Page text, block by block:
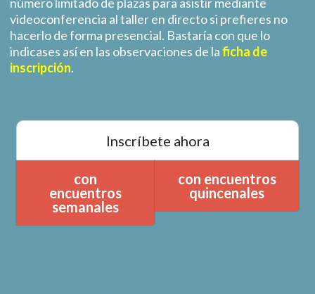
videoconferencia al taller en directo si prefieres no
hacerlo de forma presencial. Bastaría con que lo
indicases así en las observaciones de laficha de
inscripción.
Inscríbete ahora
con
encuentros
semanales
con encuentros
quincenales